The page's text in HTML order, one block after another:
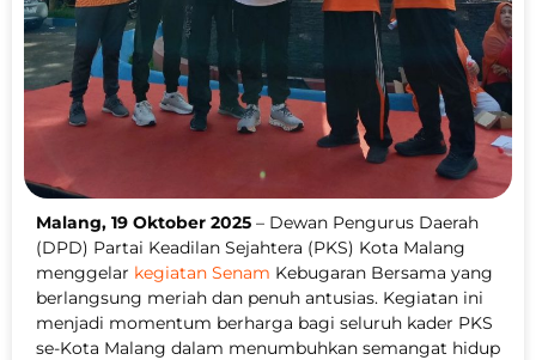
Malang, 19 Oktober 2025 – Dewan Pengurus Daerah
(DPD) Partai Keadilan Sejahtera (PKS) Kota Malang
menggelar kegiatan Senam Kebugaran Bersama yang
berlangsung meriah dan penuh antusias. Kegiatan ini
menjadi momentum berharga bagi seluruh kader PKS
se-Kota Malang dalam menumbuhkan semangat hidup